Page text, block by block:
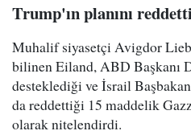
Trump'ın planını
Muhalif siyasetçi Avigdor
bilinen Eiland, ABD Başkanı
desteklediği ve İsrail
da reddettiği 15 maddelik
olarak nitelendirdi.